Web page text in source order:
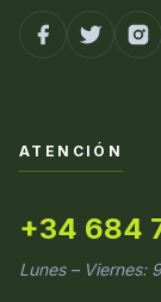
ATENCIÓN
+34 684
Lunes – Viernes: